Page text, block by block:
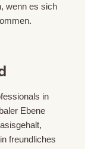
wenn es sich
in
Ebene
freundliches